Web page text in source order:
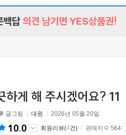
RBTI Lab
백답 의견 남기면 YES상품권!
하게 해 주시겠어요? 11
글그림 대원 2026년 05월 20일
10.0 회원리뷰(4건) 판매지수 564